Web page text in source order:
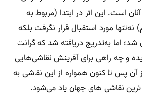
است. این اثر در ابتدا (مربوط به
نه‌تنها مورد استقبال قرار نگرفت بلکه
شد؛ اما به‌تدریج دریافته شد که گرانت
و چه راهی برای آفرینش نقاشی‌هایی
آن پس تا کنون همواره از این نقاشی به
نقاشی های جهان یاد می‌شود.